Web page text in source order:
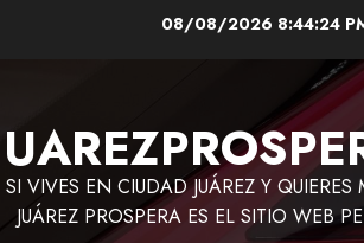
08/08/2026 8:44:25
SI VIVES EN CIUDAD JUÁREZ Y QUIERES
JUÁREZ PROSPERA ES EL SITIO WEB